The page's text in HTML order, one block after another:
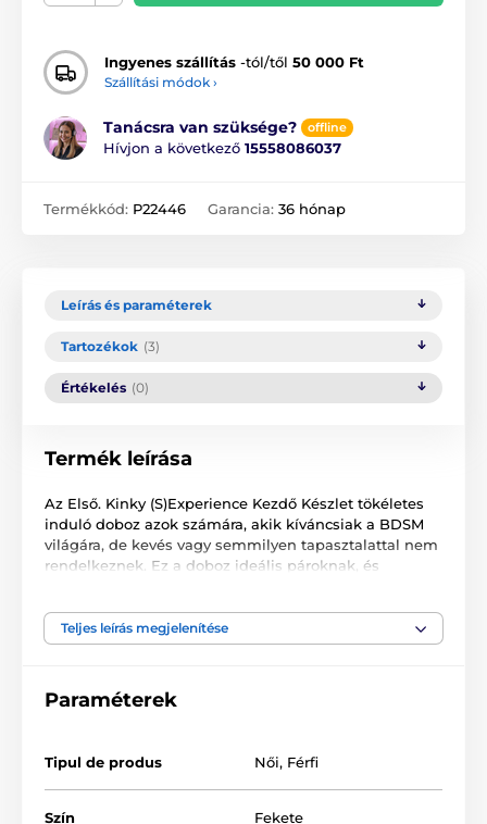
Ingyenes szállítás -tól/től 50 000 Ft
Szállítási módok ›
Tanácsra van szüksége? offline
Hívjon a következő 15558086037
Termékkód: P22446 Garancia: 36 hónap
Leírás és paraméterek
Tartozékok (3)
Értékelés (0)
Termék leírása
Az Első. Kinky (S)Experience Kezdő Készlet tökéletes
induló doboz azok számára, akik kíváncsiak a BDSM
világára, de kevés vagy semmilyen tapasztalattal nem
rendelkeznek. Ez a doboz ideális pároknak, és
köszönhetően tökéletes ajándék lehet, vagy remekül
mutat ajándékként is. A doboz számos csodálatos
és örömet szerezhetnek. Kényeztessék egymást egy
relaxáló masszázzsal ezzel a csodálatos illatú
segítségével. Használja az ostort egy játékos csapásra
hátulról. Csiklandozza a bőrt a tollas ingerlővel.
Próbálja ki, milyen intenzitást bír ki az állítható
Teljes leírás megjelenítése
Paraméterek
Tipul de produs Női, Férfi
Szín Fekete